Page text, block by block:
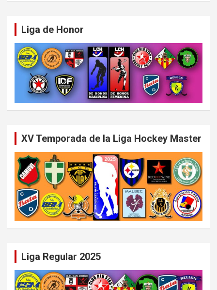
Liga de Honor
XV Temporada de la Liga Hockey Master
Liga Regular 2025